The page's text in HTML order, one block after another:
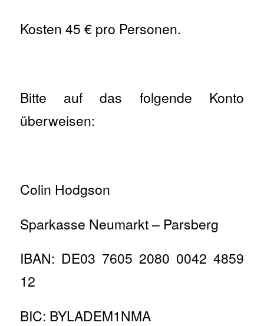
Kosten 45 € pro Personen.
Bitte auf das folgende Konto
überweisen:
Colin Hodgson
Sparkasse Neumarkt – Parsberg
IBAN: DE03 7605 2080 0042 4859
12
BIC: BYLADEM1NMA